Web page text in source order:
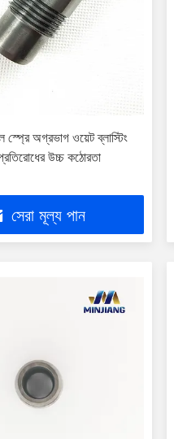
স্প্রে অগ্রভাগ ওয়েট ব্লাস্টিং
উচ্চ কঠোরতা
সেরা মূল্য পান